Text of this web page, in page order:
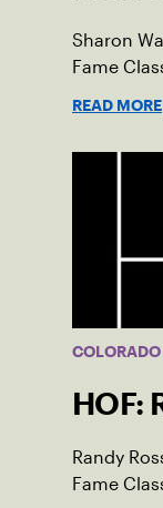
Sharon
Fame
READ MORE
HOF:
Randy
Fame